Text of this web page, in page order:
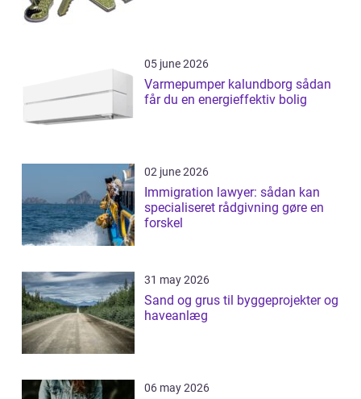
05 june 2026
Varmepumper kalundborg sådan
får du en energieffektiv bolig
02 june 2026
Immigration lawyer: sådan kan
specialiseret rådgivning gøre en
forskel
31 may 2026
Sand og grus til byggeprojekter og
haveanlæg
06 may 2026